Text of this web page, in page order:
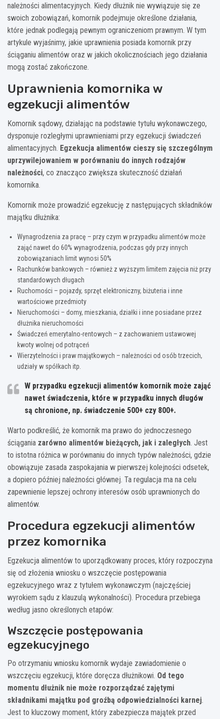
należności alimentacyjnych. Kiedy dłużnik nie wywiązuje się ze
swoich zobowiązań, komornik podejmuje określone działania,
które jednak podlegają pewnym ograniczeniom prawnym. W tym
artykule wyjaśnimy, jakie uprawnienia posiada komornik przy
ściąganiu alimentów oraz w jakich okolicznościach jego działania
mogą zostać zakończone.
Uprawnienia komornika w
egzekucji alimentów
Komornik sądowy, działając na podstawie tytułu wykonawczego,
dysponuje rozległymi uprawnieniami przy egzekucji świadczeń
alimentacyjnych. Egzekucja alimentów cieszy się szczególnym
uprzywilejowaniem w porównaniu do innych rodzajów
należności, co znacząco zwiększa skuteczność działań
komornika.
Komornik może prowadzić egzekucję z następujących składników
majątku dłużnika:
Wynagrodzenia za pracę – przy czym w przypadku alimentów może
zająć nawet do 60% wynagrodzenia, podczas gdy przy innych
zobowiązaniach limit wynosi 50%
Rachunków bankowych – również z wyższym limitem zajęcia niż przy
standardowych długach
Ruchomości – pojazdy, sprzęt elektroniczny, biżuteria i inne
wartościowe przedmioty
Nieruchomości – domy, mieszkania, działki i inne posiadane przez
dłużnika nieruchomości
Świadczeń emerytalno-rentowych – z zachowaniem ustawowej
kwoty wolnej od potrąceń
Wierzytelności i praw majątkowych – należności od osób trzecich,
udziały w spółkach itp.
W przypadku egzekucji alimentów komornik może zająć
nawet świadczenia, które w przypadku innych długów
są chronione, np. świadczenie 500+ czy 800+.
Warto podkreślić, że komornik ma prawo do jednoczesnego
ściągania zarówno alimentów bieżących, jak i zaległych. Jest
to istotna różnica w porównaniu do innych typów należności, gdzie
obowiązuje zasada zaspokajania w pierwszej kolejności odsetek,
a dopiero później należności głównej. Ta regulacja ma na celu
zapewnienie lepszej ochrony interesów osób uprawnionych do
alimentów.
Procedura egzekucji alimentów
przez komornika
Egzekucja alimentów to uporządkowany proces, który rozpoczyna
się od złożenia wniosku o wszczęcie postępowania
egzekucyjnego wraz z tytułem wykonawczym (najczęściej
wyrokiem sądu z klauzulą wykonalności). Procedura przebiega
według jasno określonych etapów:
Wszczęcie postępowania
egzekucyjnego
Po otrzymaniu wniosku komornik wydaje zawiadomienie o
wszczęciu egzekucji, które doręcza dłużnikowi. Od tego
momentu dłużnik nie może rozporządzać zajętymi
składnikami majątku pod groźbą odpowiedzialności karnej.
Jest to kluczowy moment, który zabezpiecza majątek przed